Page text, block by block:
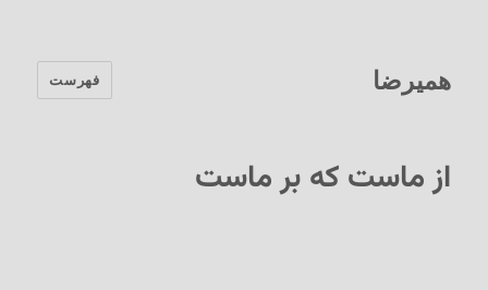
همیرضا فهرست
از ماست که بر ماست